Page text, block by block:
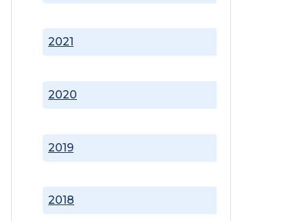
2018
2019
2020
2021